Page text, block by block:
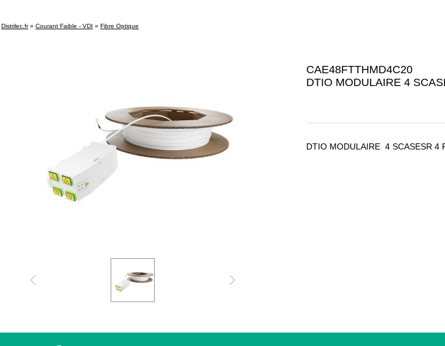
Distrilec.fr» Courant Faible - VDI » Fibre Optique
CAE48FTTHMD4C20
DTIO MODULAIRE 4
DTIO MODULAIRE 4 SCASESR 4